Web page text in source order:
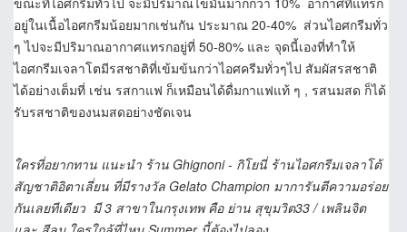
อยู่ในเนื้อไอศกรีมน้อยมากเช่นกัน ประมาณ 20-40% ส่วนไอศกรีมทั่ว
ๆ ไปจะมีปริมาณอากาศแทรกอยู่ที่ 50-80% และ จุดนี้เองที่ทำให้
ไอศกรีมเจลาโตมีรสชาติที่เข้มข้นกว่าไอศครีมทั่วๆไป สัมผัสรสชาติ
ได้อย่างเต็มที่ เช่น รสกาแฟ ก็เหมือนได้ดื่มกาแฟแท้ ๆ , รสนมสด ก็ได้
รับรสชาติของนมสดอย่างชัดเจน
ใครที่อยากทาน แนะนำ ร้าน Ghignoni - กิโยนี่ ร้านไอศกรีมเจลาโต้
สัญชาติอิตาเลี่ยน ที่มีรางวัล Gelato Champion มาการันตีความอร่อย
กันเลยทีเดียว มี 3 สาขาในกรุงเทพ คือ ย่าน สุขุมวิต33 / เพลินจิต